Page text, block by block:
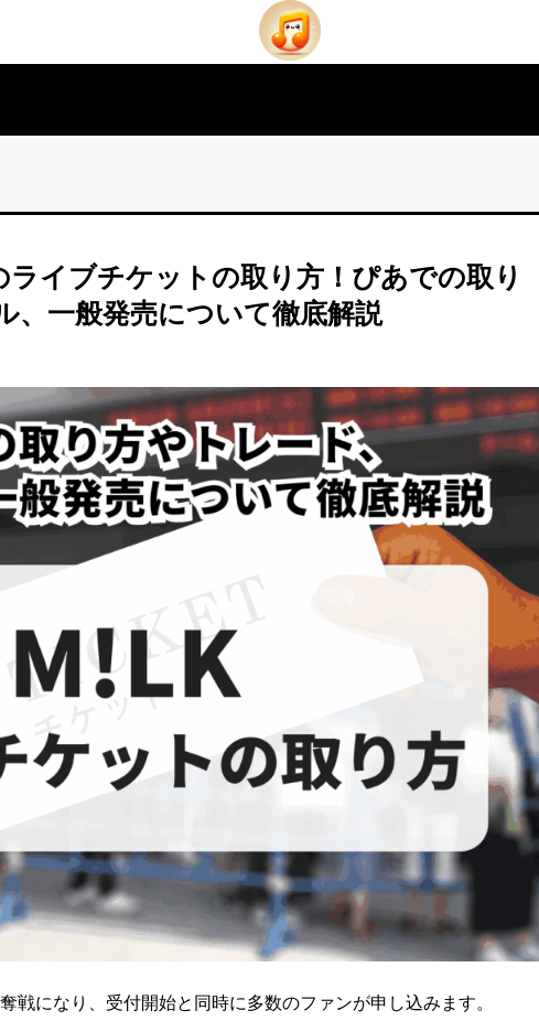
ライブチケットの取り方！ぴあでの取り
、一般発売について徹底解説
戦になり、受付開始と同時に多数のファンが申し込みます。